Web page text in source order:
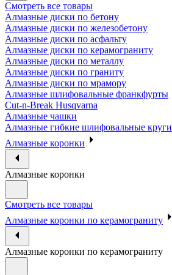
Смотреть все товары
Алмазные диски по бетону
Алмазные диски по железобетону
Алмазные диски по асфальту
Алмазные диски по керамограниту
Алмазные диски по металлу
Алмазные диски по граниту
Алмазные диски по мрамору
Алмазные шлифовальные франкфурты
Cut-n-Break Husqvarna
Алмазные чашки
Алмазные гибкие шлифовальные круги
Алмазные коронки
Алмазные коронки
Смотреть все товары
Алмазные коронки по керамограниту
Алмазные коронки по керамограниту